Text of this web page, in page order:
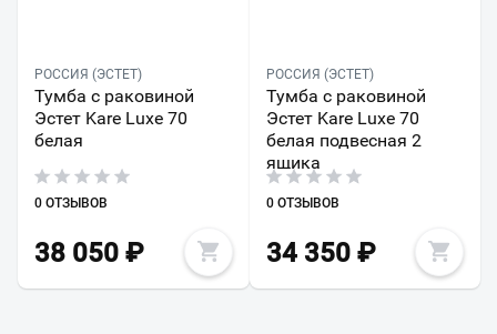
РОССИЯ (ЭСТЕТ)
Тумба с раковиной
Эстет Kare Luxe 70
белая
0 ОТЗЫВОВ
38 050 ₽
РОССИЯ (ЭСТЕТ)
Тумба с раковиной
Эстет Kare Luxe 70
белая подвесная 2
ящика
0 ОТЗЫВОВ
34 350₽